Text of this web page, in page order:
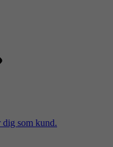
som kund.